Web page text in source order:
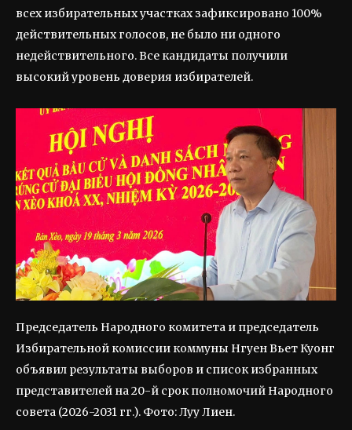
всех избирательных участках зафиксировано 100%
действительных голосов, не было ни одного
недействительного. Все кандидаты получили
высокий уровень доверия избирателей.
Председатель Народного комитета и председатель
Избирательной комиссии коммуны Нгуен Вьет Куонг
объявил результаты выборов и список избранных
представителей на 20-й срок полномочий Народного
совета (2026-2031 гг.). Фото: Луу Лиен.